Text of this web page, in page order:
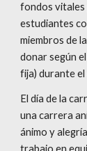
fondos vitales
estudiantes
miembros de
donar según
fija) durante
El día de la
una carrera
ánimo y
trabajo en